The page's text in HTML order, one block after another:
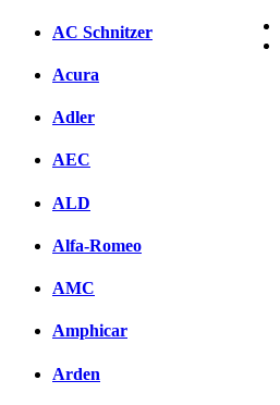
AC Schnitzer
Acura
Adler
AEC
ALD
Alfa-Romeo
AMC
Amphicar
Arden